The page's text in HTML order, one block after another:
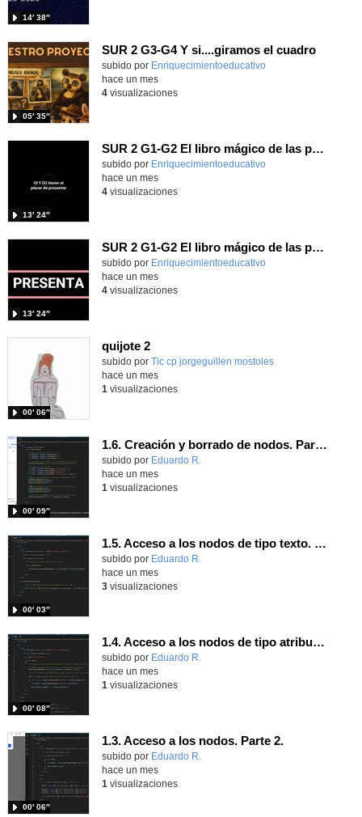
14′ 38″
SUR 2 G3-G4 Y si....giramos el cuadro
Contenido educativo.
subido por Enriquecimientoeducativo
05′ 35″
-
hace un mes
4visualizaciones
SUR 2 G1-G2 El libro mágico de las preguntas imposibles.
Contenido educativo.
subido por Enriquecimientoeducativo
13′ 24″
-
hace un mes
4visualizaciones
SUR 2 G1-G2 El libro mágico de las preguntas imposibles.
Contenido educativo.
subido por Enriquecimientoeducativo
13′ 24″
-
hace un mes
4visualizaciones
quijote 2
subido por Tic cp jorgeguillen mostoles
00′ 06″
-
hace un mes
1 visualizaciones
1.6. Creación y borrado de nodos. Parte 2.
Contenido educativo.
subido por Eduardo R.
00′ 09″
hace un mes
1 visualizaciones
1.5. Acceso a los nodos de tipo texto. Parte 2.
Contenido educativo.
subido por Eduardo R.
00′ 03″
hace un mes
3visualizaciones
1.4. Acceso a los nodos de tipo atributo. Parte 2.
Contenido educativo.
subido por Eduardo R.
00′ 08″
hace un mes
1 visualizaciones
1.3. Acceso a los nodos. Parte 2.
Contenido educativo.
subido por Eduardo R.
00′ 06″
hace un mes
1 visualizaciones